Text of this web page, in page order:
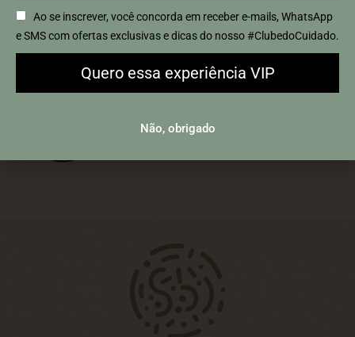
Extrato Biotivo
Probiótico
Beauty
os tipos
Cruelty
100%
Testado
Ao se inscrever, você concorda em receber e-mails, WhatsApp
e SMS com ofertas exclusivas e dicas do nosso #ClubedoCuidado.
Quero essa experiência VIP
Não, obrigado